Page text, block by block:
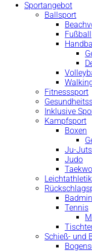
Sportangebot
Ballsport
Fußball
Fitnesssport
Inklusive
Kampfsport
Boxen
Ju-
Judo
Leichtathletik
Tennis
Schieß- und